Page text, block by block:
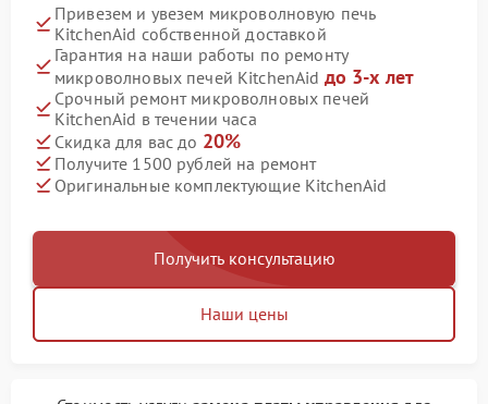
Привезем и увезем микроволновую печь
KitchenAid собственной доставкой
Гарантия на наши работы по ремонту
микроволновых печей KitchenAid до 3-х лет
Срочный ремонт микроволновых печей
KitchenAid в течении часа
Скидка для вас до 20%
Получите 1500 рублей на ремонт
Оригинальные комплектующие KitchenAid
Получить консультацию
Наши цены